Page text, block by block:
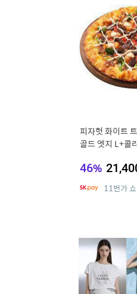
피자헛 화이트
골드 엣지 L+콜
46%
11번가
17